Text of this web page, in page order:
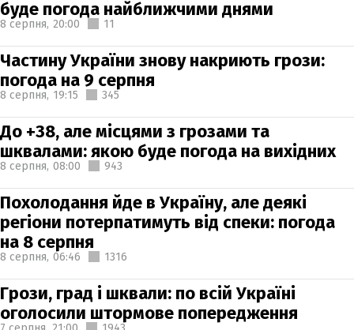
буде погода найближчими днями
8 серпня, 20:00 11
Частину України знову накриють грози:
погода на 9 серпня
8 серпня, 19:15 345
До +38, але місцями з грозами та
шквалами: якою буде погода на вихідних
8 серпня, 08:00 943
Похолодання йде в Україну, але деякі
регіони потерпатимуть від спеки: погода
на 8 серпня
8 серпня, 06:46 1316
Грози, град і шквали: по всій Україні
оголосили штормове попередження